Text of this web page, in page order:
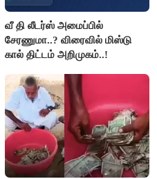
வீ தி லீடர்ஸ் அமைப்பில்
சேரணுமா..? விரைவில் மிஸ்டு
கால் திட்டம் அறிமுகம்..!